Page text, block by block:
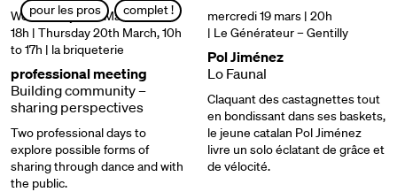
pour les pros complet !
Wednesday 19th March, 14h to
18h | Thursday 20th March, 10h
to 17h | la briqueterie
professional meeting
Building community –
sharing perspectives
Two professional days to
explore possible forms of
sharing through dance and with
the public.
mercredi 19 mars | 20h
| Le Générateur – Gentilly
Pol Jiménez
Lo Faunal
Claquant des castagnettes tout
en bondissant dans ses baskets,
le jeune catalan Pol Jiménez
livre un solo éclatant de grâce et
de vélocité.